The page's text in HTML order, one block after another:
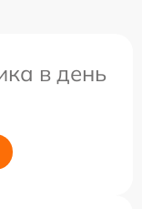
в день